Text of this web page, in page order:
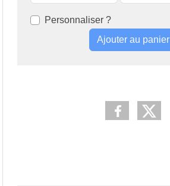
Personnaliser ?
Ajouter au panier